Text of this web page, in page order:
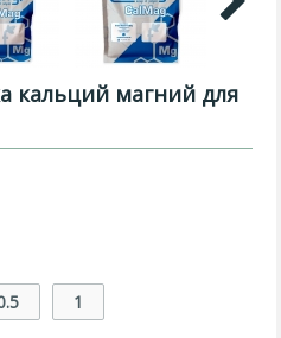
кальций магний для
1